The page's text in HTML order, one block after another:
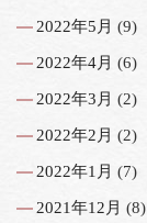
2022年5月 (9)
2022年4月 (6)
2022年3月 (2)
2022年2月 (2)
2022年1月 (7)
2021年12月 (8)